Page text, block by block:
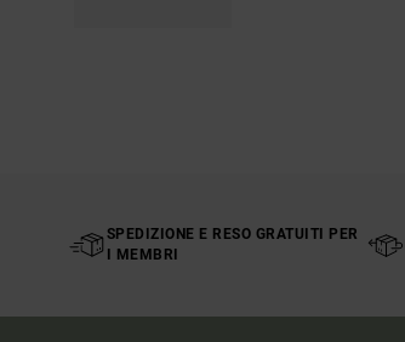
SPEDIZIONE E RESO GRATUITI PER
I MEMBRI